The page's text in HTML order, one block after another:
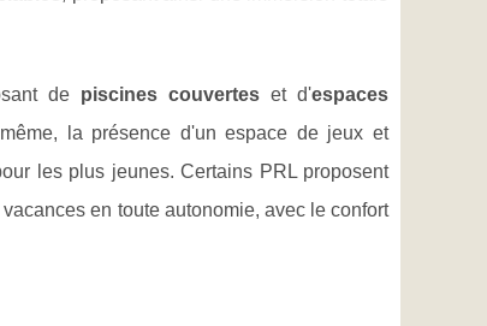
de piscines couvertes et d'espaces
la présence d'un espace de jeux et
les plus jeunes. Certains PRL proposent
en toute autonomie, avec le confort